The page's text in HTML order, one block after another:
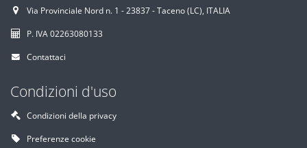
Via Provinciale Nord n. 1 - 23837 - Taceno (LC), ITALIA
P. IVA 02263080133
Contattaci
Condizioni d'uso
Condizioni della privacy
Preferenze cookie